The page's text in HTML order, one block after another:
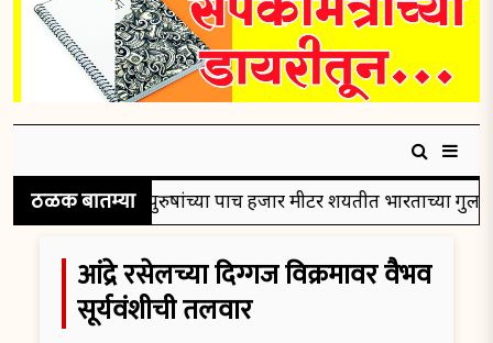
ठळक बातम्यापुरुषांच्या पाच हजार मीटर शर्यतीत भारताच्या
आंद्रे रसेलच्या दिग्गज विक्रमावर वैभव
सूर्यवंशीची तलवार